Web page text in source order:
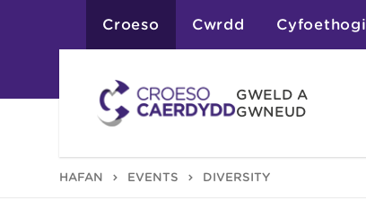
Croeso Cwrdd Cyfoethogi
GWELD A
GWNEUD
Atyniadau
HAFAN EVENTS DIVERSITY